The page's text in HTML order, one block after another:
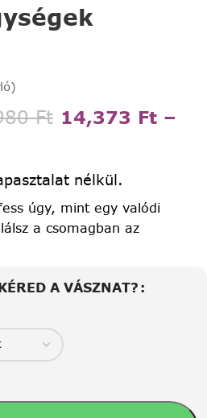
Ft 14,373 Ft –
nélkül.
úgy, mint egy valódi
a csomagban az
A VÁSZNAT?